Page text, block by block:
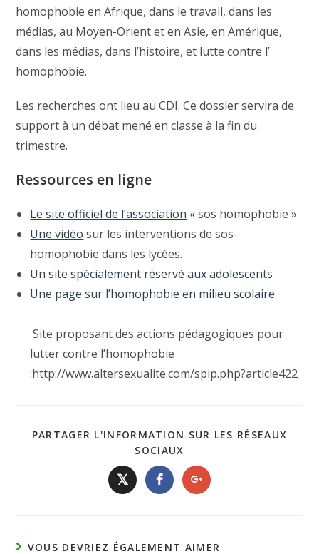
homophobie en Afrique, dans le travail, dans les
médias, au Moyen-Orient et en Asie, en Amérique,
dans les médias, dans l’histoire, et lutte contre l’
homophobie.
Les recherches ont lieu au CDI. Ce dossier servira de
support à un débat mené en classe à la fin du
trimestre.
Ressources en ligne
Le site officiel de l’association « sos homophobie »
Une vidéo sur les interventions de sos-
homophobie dans les lycées.
Un site spécialement réservé aux adolescents
Une page sur l’homophobie en milieu scolaire
Site proposant des actions pédagogiques pour
lutter contre l’homophobie
:http://www.altersexualite.com/spip.php?article422
PARTAGER L'INFORMATION SUR LES RÉSEAUX
SOCIAUX
𝕏
VOUS DEVRIEZ ÉGALEMENT AIMER